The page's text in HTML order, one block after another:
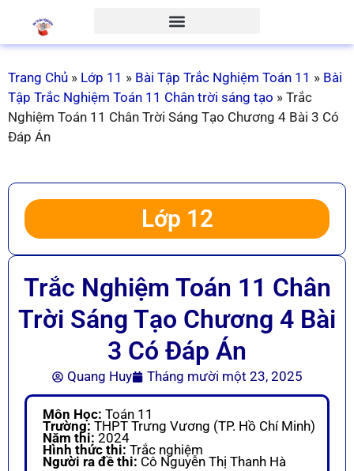
Trang Chủ » Lớp 11 » Bài Tập Trắc Nghiệm Toán 11 » Bài
Tập Trắc Nghiệm Toán 11 Chân trời sáng tạo » Trắc
Nghiệm Toán 11 Chân Trời Sáng Tạo Chương 4 Bài 3 Có
Đáp Án
Lớp 12
Trắc Nghiệm Toán 11 Chân
Trời Sáng Tạo Chương 4 Bài
3 Có Đáp Án
Quang Huy Tháng mười một 23, 2025
Môn Học: Toán 11
Trường: THPT Trưng Vương (TP. Hồ Chí Minh)
Năm thi: 2024
Hình thức thi: Trắc nghiệm
Người ra đề thi: Cô Nguyễn Thị Thanh Hà